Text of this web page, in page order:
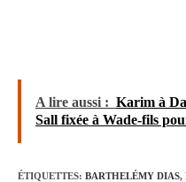
A lire aussi : Karim à
Sall fixée à Wade-fils
ÉTIQUETTES: BARTHELÉMY DIAS,